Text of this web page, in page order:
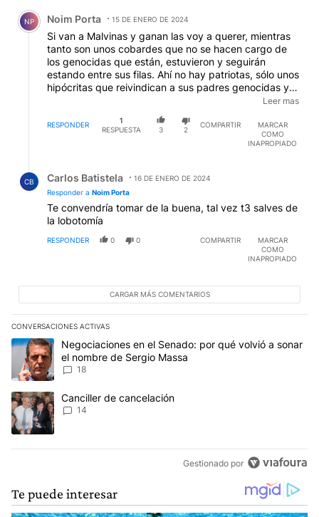
Comentario de Noim Porta.
NP Noim Porta 15 DE ENERO DE 2024
Si van a Malvinas y ganan las voy a querer, mientras
tanto son unos cobardes que no se hacen cargo de
los genocidas que están, estuvieron y seguirán
estando entre sus filas. Ahí no hay patriotas, sólo unos
hipócritas que reivindican a sus padres genocidas y
nacional ocupado por ingleses. El Gral. San Martín los
escupiría a todos.
Leer mas
RESPONDER
1
RESPUESTA
3 2
COMPARTIR
MARCAR
COMO
INAPROPIADO
CB Carlos Batistela
16 DE ENERO DE 2024
Responder a Noim Porta
Te convendría tomar de la buena, tal vez t3 salves de
la lobotomía
RESPONDER 0 0 COMPARTIR
MARCAR
COMO
INAPROPIADO
CARGAR MÁS COMENTARIOS
CONVERSACIONES ACTIVAS
Este listado muestra los artículos con más comentarios en los
Un artículo de tendencia con el título "Negociaciones en el
Negociaciones en el Senado: por qué volvió a sonar
el nombre de Sergio Massa
18
Un artículo de tendencia con el título "Canciller de cancelación"
Canciller de cancelación
14
Gestionado por